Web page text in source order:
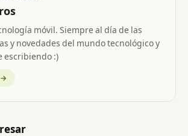
móvil. Siempre al día de las
y novedades del mundo tecnológico y
escribiendo :)
→